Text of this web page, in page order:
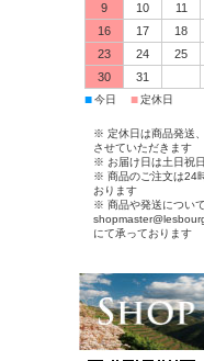
9
10 11
16
17 18
23
24 25
30
31
■今日 ■定休日
※ 定休日は商品発送
させていただきます
※ お届け日は土日祝
※ 商品のご注文は24
おります
※ 商品や発送につい
にて承っております